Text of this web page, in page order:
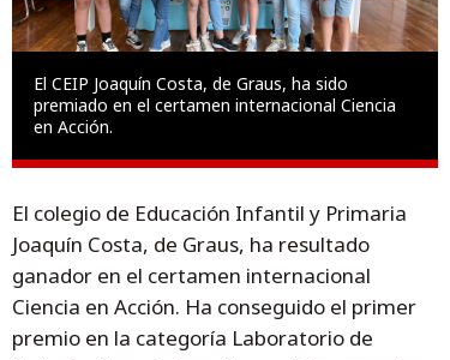
El CEIP Joaquín Costa, de Graus, ha sido
premiado en el certamen internacional Ciencia
en Acción.
El colegio de Educación Infantil y Primaria
Joaquín Costa, de Graus, ha resultado
ganador en el certamen internacional
Ciencia en Acción. Ha conseguido el primer
premio en la categoría Laboratorio de